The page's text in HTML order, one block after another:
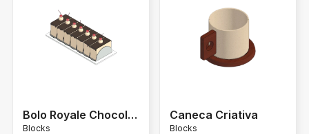
Bolo Royale Chocolate
Blocks
Caneca Criativa
Blocks